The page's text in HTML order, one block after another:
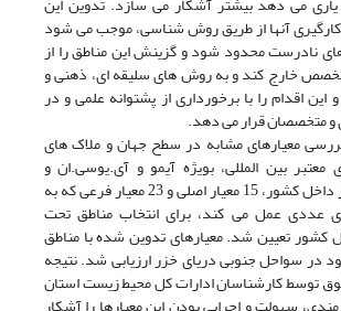
کارگیری آنها از طریق روش شناسی، موجب می شود
نادرست محدود شود و گزینش این مناطق را از
خارج کند و به روش های سلیقه ای، ذهنی و
این اقدام را با برخورداری از پشتوانه علمی و در
و متخصصان قرار می دهد.
بررسی معیارهای مشابه در سطح جهان و ملاک های
معتبر بین المللی، بویژه آیمو و آی.یوسی.ان و
تجربیات مشابه در داخل کشور، 15 معیار اصلی و 23 معیار فرعی که به
عددی عمل می کند، برای انتخاب مناطق تحت
تعیین شد. معیارهای تدوین شده با مناطق
سواحل جنوبی دریای خزر ارزیابی شد. نتیجه
توسط کارشناسان ادارات کل محیط زیست استان